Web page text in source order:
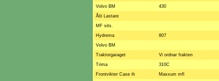
Volvo BM
430
Ålö Lastare
MF sits.
Hydrema
807
Volvo BM
Traktorgaraget
Vi ordnar frakten
Trima
310C
Frontvikter Case ih
Maxxum mfl